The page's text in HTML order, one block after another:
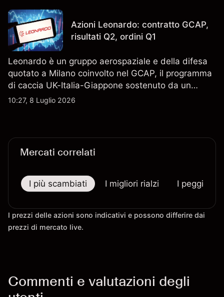
indicatore affidabile dei risultati futuri.
Azioni Leonardo: contratto GCAP,
risultati Q2, ordini Q1
Leonardo è un gruppo aerospaziale e della difesa
quotato a Milano coinvolto nel GCAP, il programma
di caccia UK-Italia-Giappone sostenuto da un
contratto da 4,6 miliardi di sterline. I risultati
10:27, 8 Luglio 2026
Mercati correlati
I più scambiati I migliori rialzi I peggiori
I prezzi delle azioni sono indicativi e possono differire dai
prezzi di mercato live.
Commenti e valutazioni degli